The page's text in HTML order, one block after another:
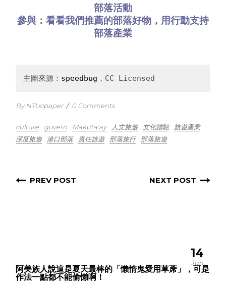
部落活動
參與：看看我們推薦的部落好物，用行動支持
部落產業
主圖來源： speedbug ，CC Licensed
By NTUcpaper / 0 Comments
culture govern Makuta'ay 人文旅遊 文化體驗
旅遊產業
深度旅遊
港口部落 責任旅遊 部落旅行 部落旅遊
PREV POST NEXT POST
14
Jun
阿美族人說這是夏天最棒的「懶惰鬼愛用草蓆」，可是
作法一點都不能偷懶啊！